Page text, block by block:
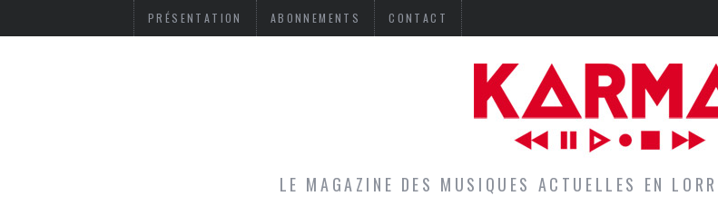
PRÉSENTATION ABONNEMENTS CONTACT
LE MAGAZINE DES MUSIQUES ACTUELLES EN